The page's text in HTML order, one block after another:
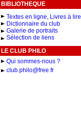
BIBLIOTHEQUE
Textes en ligne, Livres à lire
Dictionnaire du club
Galerie de portraits
Sélection de liens
LE CLUB PHILO
Qui sommes-nous ?
club.philo@free.fr